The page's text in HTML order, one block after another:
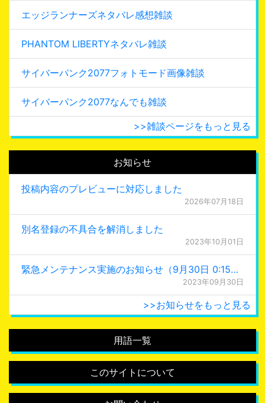
エッジランナーズネタバレ感想雑談
PHANTOM LIBERTYネタバレ雑談
サイバーパンク2077フォトモード画像雑談
サイバーパンク2077なんでも雑談
>>雑談ページをもっと見る
お知らせ
投稿内容のプレビューに対応しました
2026年07月18日
別名登録の不具合を解消しました
2023年10月01日
緊急メンテナンス実施のお知らせ（9月30日 0:15更新）
2023年09月30日
>>お知らせをもっと見る
用語一覧
このサイトについて